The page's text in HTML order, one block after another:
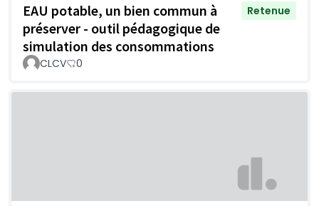
EAU potable, un bien commun à
préserver - outil pédagogique de
simulation des consommations
Retenue
CLCV 0